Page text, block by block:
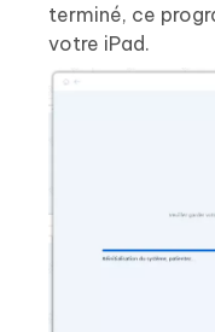
terminé, ce
votre iPad.